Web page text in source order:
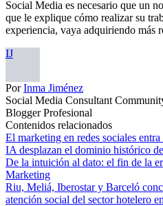
Social Media es necesario que un
que le explique cómo realizar su
experiencia, vaya adquiriendo más
IJ
PorInma Jiménez
Social Media Consultant
Blogger Profesional
Contenidos relacionados
El marketing en redes sociales
IA desplazan el dominio histórico
De la intuición al dato: el fin de la
Marketing
Riu, Meliá, Iberostar y Barceló
atención social del sector hotelero